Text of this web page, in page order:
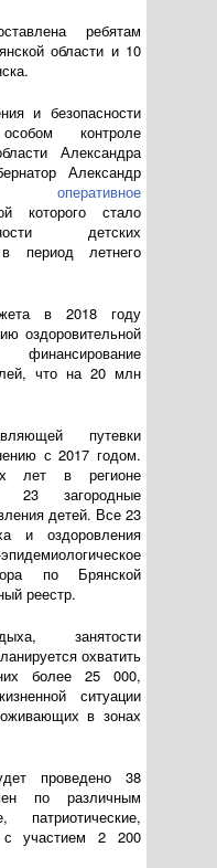
ребятам
области и 10
и безопасности
контроле
Александра
Александр
оперативное
которого стало
детских
период летнего
в 2018 году
оздоровительной
финансирование
что на 20 млн
путевки
с 2017 годом.
лет в регионе
23 загородные
детей. Все 23
и оздоровления
по Брянской
реестр.
занятости
охватить
более 25 000,
ситуации
в зонах
проведено 38
по различным
патриотические,
с участием 2 200